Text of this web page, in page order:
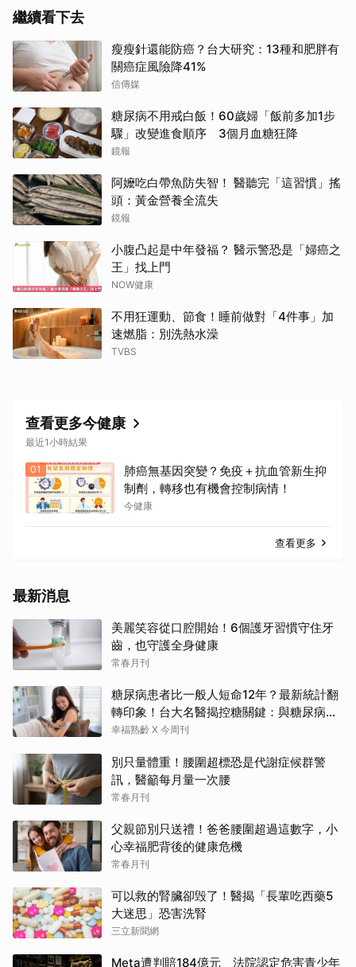
繼續看下去
瘦瘦針還能防癌？台大研究：13種和肥胖有
關癌症風險降41%
信傳媒
糖尿病不用戒白飯！60歲婦「飯前多加1步
驟」改變進食順序 3個月血糖狂降
鏡報
阿嬤吃白帶魚防失智！ 醫聽完「這習慣」搖
頭：黃金營養全流失
鏡報
小腹凸起是中年發福？ 醫示警恐是「婦癌之
王」找上門
NOW健康
不用狂運動、節食！睡前做對「4件事」加
速燃脂：別洗熱水澡
TVBS
查看更多今健康
最近1小時結果
01
肺癌無基因突變？免疫＋抗血管新生抑
制劑，轉移也有機會控制病情！
今健康
查看更多
最新消息
美麗笑容從口腔開始！6個護牙習慣守住牙
齒，也守護全身健康
常春月刊
糖尿病患者比一般人短命12年？最新統計翻
轉印象！台大名醫揭控糖關鍵：與糖尿病為
友、天長地久
幸福熟齡 X 今周刊
別只量體重！腰圍超標恐是代謝症候群警
訊，醫籲每月量一次腰
常春月刊
父親節別只送禮！爸爸腰圍超過這數字，小
心幸福肥背後的健康危機
常春月刊
可以救的腎臟卻毁了！醫揭「長輩吃西藥5
大迷思」恐害洗腎
三立新聞網
Meta遭判賠184億元 法院認定危害青少年